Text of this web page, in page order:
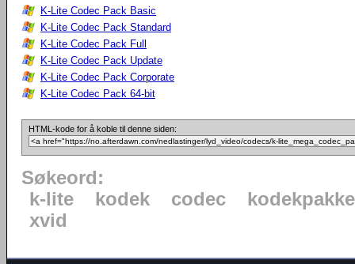
K-Lite Codec Pack Basic
K-Lite Codec Pack Standard
K-Lite Codec Pack Full
K-Lite Codec Pack Update
K-Lite Codec Pack Corporate
K-Lite Codec Pack 64-bit
HTML-kode for å koble til denne siden:
Søkeord:
k-lite
kodek codec
kodekpakke
xvid